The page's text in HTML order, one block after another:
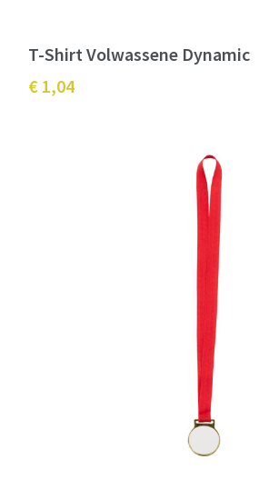
T-Shirt Volwassene Dynamic
€ 1,04